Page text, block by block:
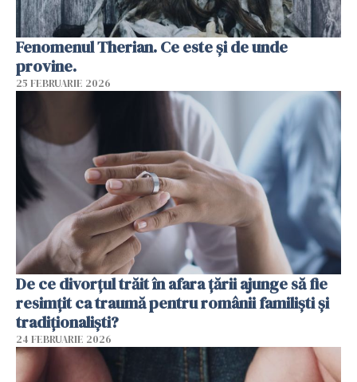
Fenomenul Therian. Ce este și de unde
provine.
25 FEBRUARIE 2026
De ce divorțul trăit în afara țării ajunge să fie
resimțit ca traumă pentru românii familiști și
tradiționaliști?
24 FEBRUARIE 2026